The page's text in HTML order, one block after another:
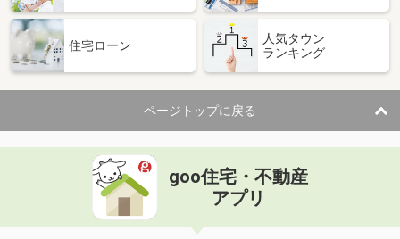
住宅ローン
人気タウン
ランキング
ページトップに戻る
goo住宅・不動産
アプリ